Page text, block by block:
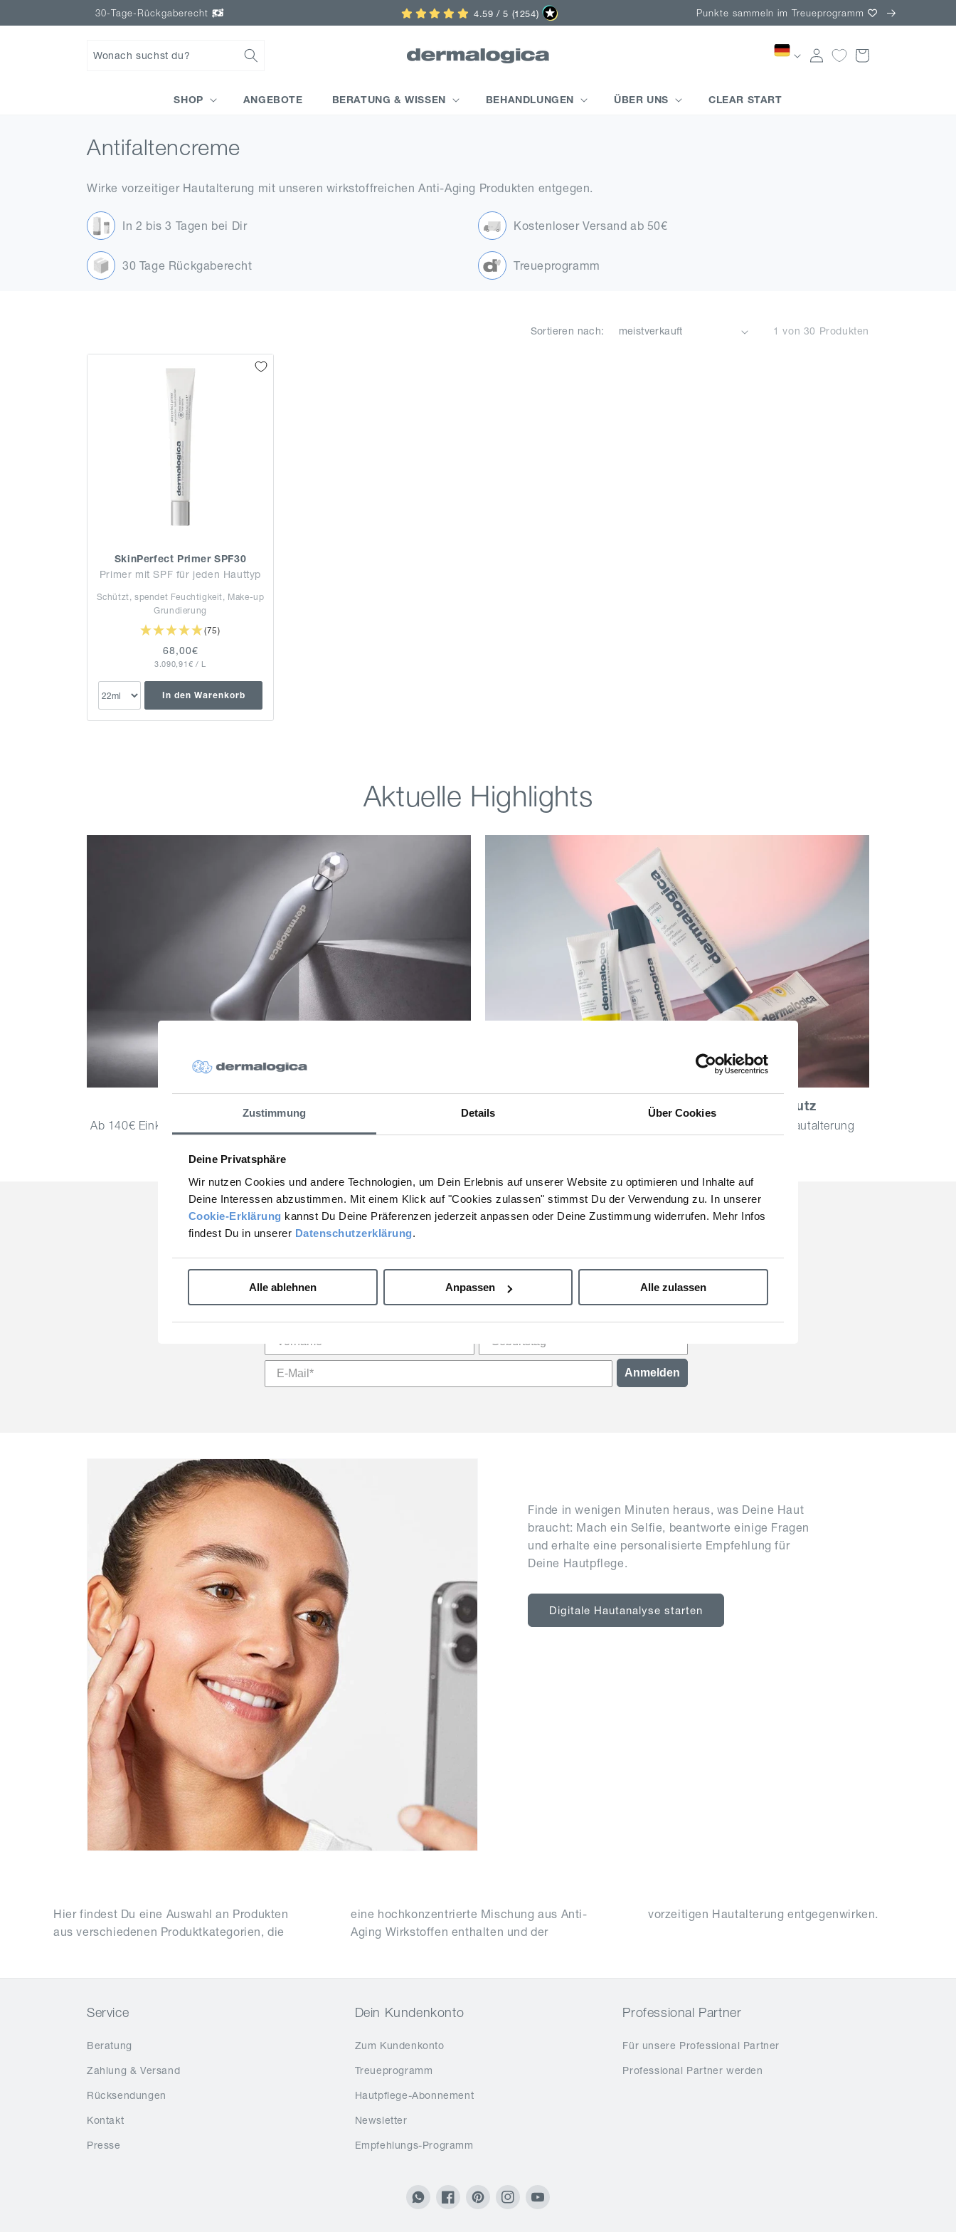
Zustimmung Details Über Cookies
Deine Privatsphäre
Wir nutzen Cookies und andere Technologien, um Dein Erlebnis auf unserer Website zu optimieren und Inhalte auf
Deine Interessen abzustimmen. Mit einem Klick auf "Cookies zulassen" stimmst Du der Verwendung zu. In unserer
Cookie-Erklärung kannst Du Deine Präferenzen jederzeit anpassen oder Deine Zustimmung widerrufen. Mehr Infos
findest Du in unserer Datenschutzerklärung.
Alle ablehnen Anpassen Alle zulassen
Inhalt
30-Tage-Rückgaberecht 4.59 / 5 (1254) Punkte sammeln im Treueprogramm
Wonach suchst du?
SHOP ANGEBOTE BERATUNG & WISSEN BEHANDLUNGEN ÜBER UNS CLEAR START
EinloggenWarenkorb
K
e
g
o
Antifaltencreme
Wirke vorzeitiger Hautalterung mit unseren wirkstoffreichen Anti-Aging Produkten entgegen.
In 2 bis 3 Tagen bei Dir Kostenloser Versand ab 50€
30 Tage Rückgaberecht Treueprogramm
Sortieren nach: 1 von 30 Produkten
SkinPerfect Primer SPF30
Primer mit SPF für jeden Hauttyp
Schützt, spendet Feuchtigkeit, Make-up
Grundierung
(75)
Normaler
Preis
68,00€
GRUNDPREIS
3.090,91€ / PRO
L
In den Warenkorb
Aktuelle Highlights
Dein Geschenk wartet auf Dich
Ab 140€ Einkaufswert schenken wir Dir unser Zone Sculpting Tool dazu
– einfach im Warenkorb hinzufügen
Entdecke unseren täglichen Sonnenschutz
Täglicher UV-Schutz hilft, die Anzeichen lichtbedingter Hautalterung
sichtbar zu reduzieren
Jetzt zum Newsletter anmelden
Tipps für die gesündeste Haut, die Du je hattest: Jetzt anmelden und Deine Starter-
Routine im Wert von 20€ sichern!
Anmelden
Finde in wenigen Minuten heraus, was Deine Haut
braucht: Mach ein Selfie, beantworte einige Fragen
und erhalte eine personalisierte Empfehlung für
Deine Hautpflege.
Digitale Hautanalyse starten
Hier findest Du eine Auswahl an Produkten
aus verschiedenen Produktkategorien, die
eine hochkonzentrierte Mischung aus Anti-
Aging Wirkstoffen enthalten und der
vorzeitigen Hautalterung entgegenwirken.
Service
Beratung
Zahlung & Versand
Rücksendungen
Kontakt
Presse
Dein Kundenkonto
Zum Kundenkonto
Treueprogramm
Hautpflege-Abonnement
Newsletter
Empfehlungs-Programm
Professional Partner
Für unsere Professional Partner
Professional Partner werden
TranslationFacebookPinterestInstagramYouTube
Möchtest Du ein
Bestellung?
Ja, gerne!
Nein, Danke.